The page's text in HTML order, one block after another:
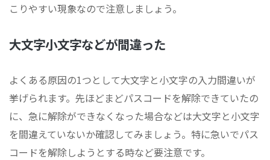
こりやすい現象なので注意しましょう。
大文字小文字などが間違った
よくある原因の1つとして大文字と小文字の入力間違いが
挙げられます。先ほどまどパスコードを解除できていたの
に、急に解除ができなくなった場合などは大文字と小文字
を間違えていないか確認してみましょう。特に急いでパス
コードを解除しようとする時など要注意です。